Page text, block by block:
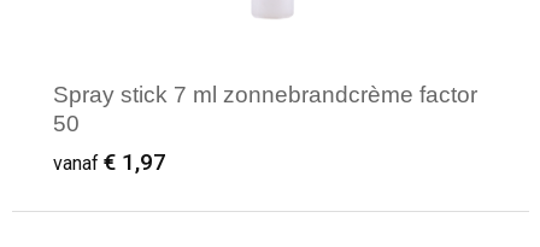
Spray stick 7 ml zonnebrandcrème factor
50
vanaf € 1,97